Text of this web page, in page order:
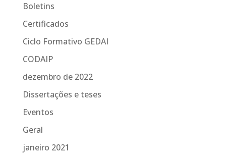
Boletins
Certificados
Ciclo Formativo GEDAI
CODAIP
dezembro de 2022
Dissertações e teses
Eventos
Geral
janeiro 2021